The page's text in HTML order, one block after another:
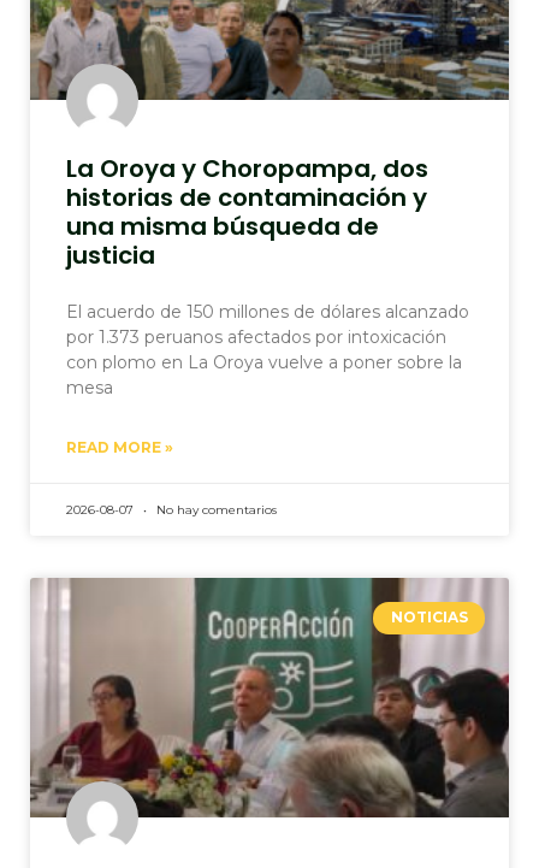
La Oroya y Choropampa, dos
historias de contaminación y
una misma búsqueda de
justicia
El acuerdo de 150 millones de dólares alcanzado
por 1.373 peruanos afectados por intoxicación
con plomo en La Oroya vuelve a poner sobre la
mesa
READ MORE »
2026-08-07 No hay comentarios
NOTICIAS